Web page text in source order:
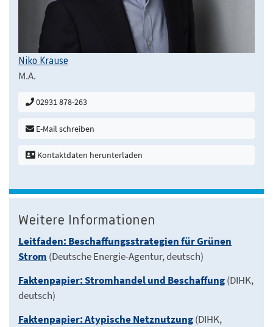
Niko Krause
M.A.
02931 878-263
E-Mail schreiben
Kontaktdaten herunterladen
Weitere Informationen
Leitfaden: Beschaffungsstrategien für Grünen
Strom (Deutsche Energie-Agentur, deutsch)
Faktenpapier: Stromhandel und Beschaffung(DIHK,
deutsch)
Faktenpapier: Atypische Netznutzung(DIHK,